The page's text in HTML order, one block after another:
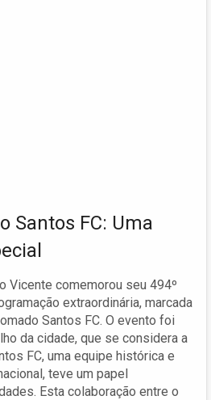
Santos FC: Uma
Vicente comemorou seu 494º
extraordinária, marcada
Santos FC. O evento foi
da cidade, que se considera a
FC, uma equipe histórica e
teve um papel
Esta colaboração entre o